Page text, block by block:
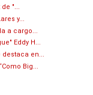
"...
y...
a cargo...
Eddy H...
en...
Big...